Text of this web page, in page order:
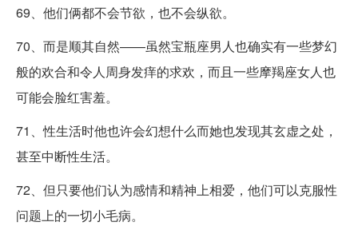
69、他们俩都不会节欲，也不会纵欲。
70、而是顺其自然——虽然宝瓶座男人也确实有一些梦幻
般的欢合和令人周身发痒的求欢，而且一些摩羯座女人也
可能会脸红害羞。
71、性生活时他也许会幻想什么而她也发现其玄虚之处，
甚至中断性生活。
72、但只要他们认为感情和精神上相爱，他们可以克服性
问题上的一切小毛病。